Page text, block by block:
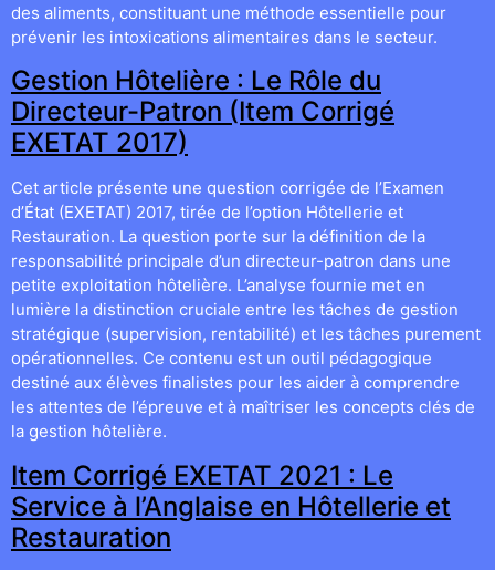
des aliments, constituant une méthode essentielle pour
prévenir les intoxications alimentaires dans le secteur.
Gestion Hôtelière : Le Rôle du
Directeur-Patron (Item Corrigé
EXETAT 2017)
Cet article présente une question corrigée de l’Examen
d’État (EXETAT) 2017, tirée de l’option Hôtellerie et
Restauration. La question porte sur la définition de la
responsabilité principale d’un directeur-patron dans une
petite exploitation hôtelière. L’analyse fournie met en
lumière la distinction cruciale entre les tâches de gestion
stratégique (supervision, rentabilité) et les tâches purement
opérationnelles. Ce contenu est un outil pédagogique
destiné aux élèves finalistes pour les aider à comprendre
les attentes de l’épreuve et à maîtriser les concepts clés de
la gestion hôtelière.
Item Corrigé EXETAT 2021 : Le
Service à l’Anglaise en Hôtellerie et
Restauration